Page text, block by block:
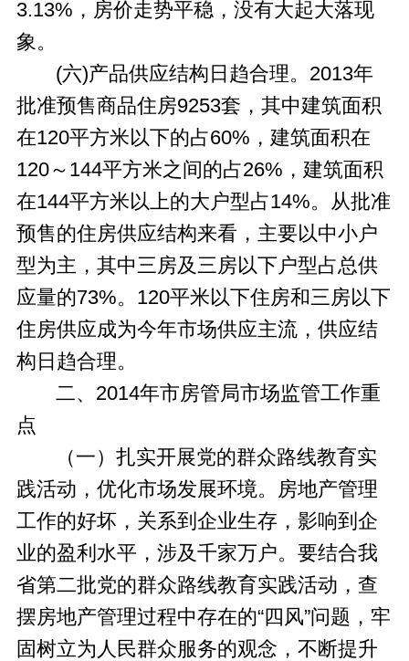
3.13%，房价走势平稳，没有大起大落现
象。
(六)产品供应结构日趋合理。2013年
批准预售商品住房9253套，其中建筑面积
在120平方米以下的占60%，建筑面积在
120～144平方米之间的占26%，建筑面积
在144平方米以上的大户型占14%。从批准
预售的住房供应结构来看，主要以中小户
型为主，其中三房及三房以下户型占总供
应量的73%。120平米以下住房和三房以下
住房供应成为今年市场供应主流，供应结
构日趋合理。
二、2014年市房管局市场监管工作重
点
（一）扎实开展党的群众路线教育实
践活动，优化市场发展环境。房地产管理
工作的好坏，关系到企业生存，影响到企
业的盈利水平，涉及千家万户。要结合我
省第二批党的群众路线教育实践活动，查
摆房地产管理过程中存在的“四风”问题，牢
固树立为人民群众服务的观念，不断提升